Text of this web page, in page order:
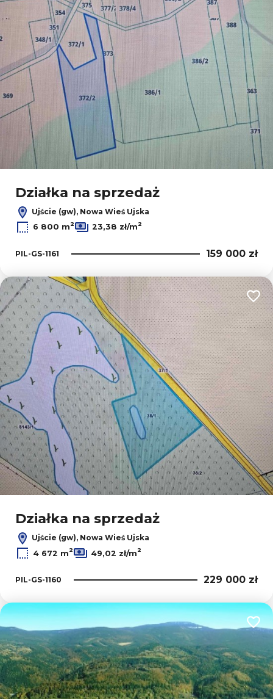
Działka na sprzedaż
Ujście (gw), Nowa Wieś Ujska
6 800 m2 23,38 zł/m2
PIL-GS-1161 159 000 zł
Działka na sprzedaż
Ujście (gw), Nowa Wieś Ujska
4 672 m2 49,02 zł/m2
PIL-GS-1160 229 000 zł